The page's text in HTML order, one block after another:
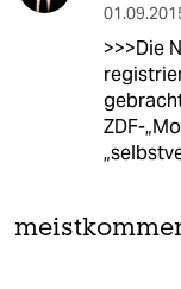
>>>Die
ZDF-